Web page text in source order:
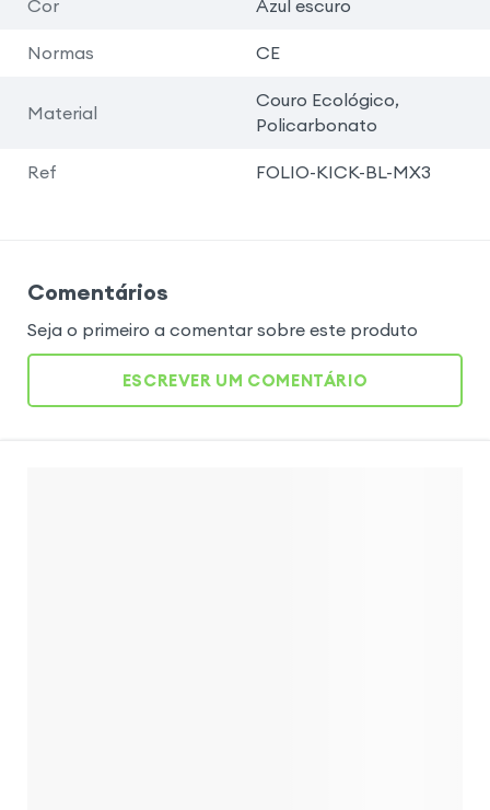
Cor Azul escuro
Normas CE
Material
Couro Ecológico,
Policarbonato
Ref FOLIO-KICK-BL-MX3
Comentários
Seja o primeiro a comentar sobre este produto
ESCREVER UM COMENTÁRIO